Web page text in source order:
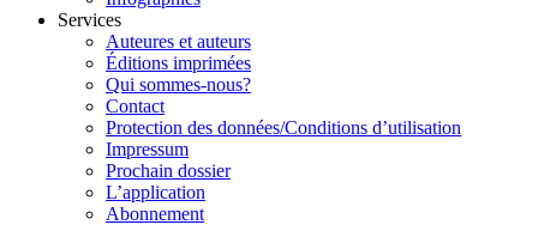
Services
Auteures et auteurs
Éditions imprimées
Qui sommes-nous?
Contact
Protection des données/Conditions d’utilisation
Impressum
Prochain dossier
L’application
Abonnement